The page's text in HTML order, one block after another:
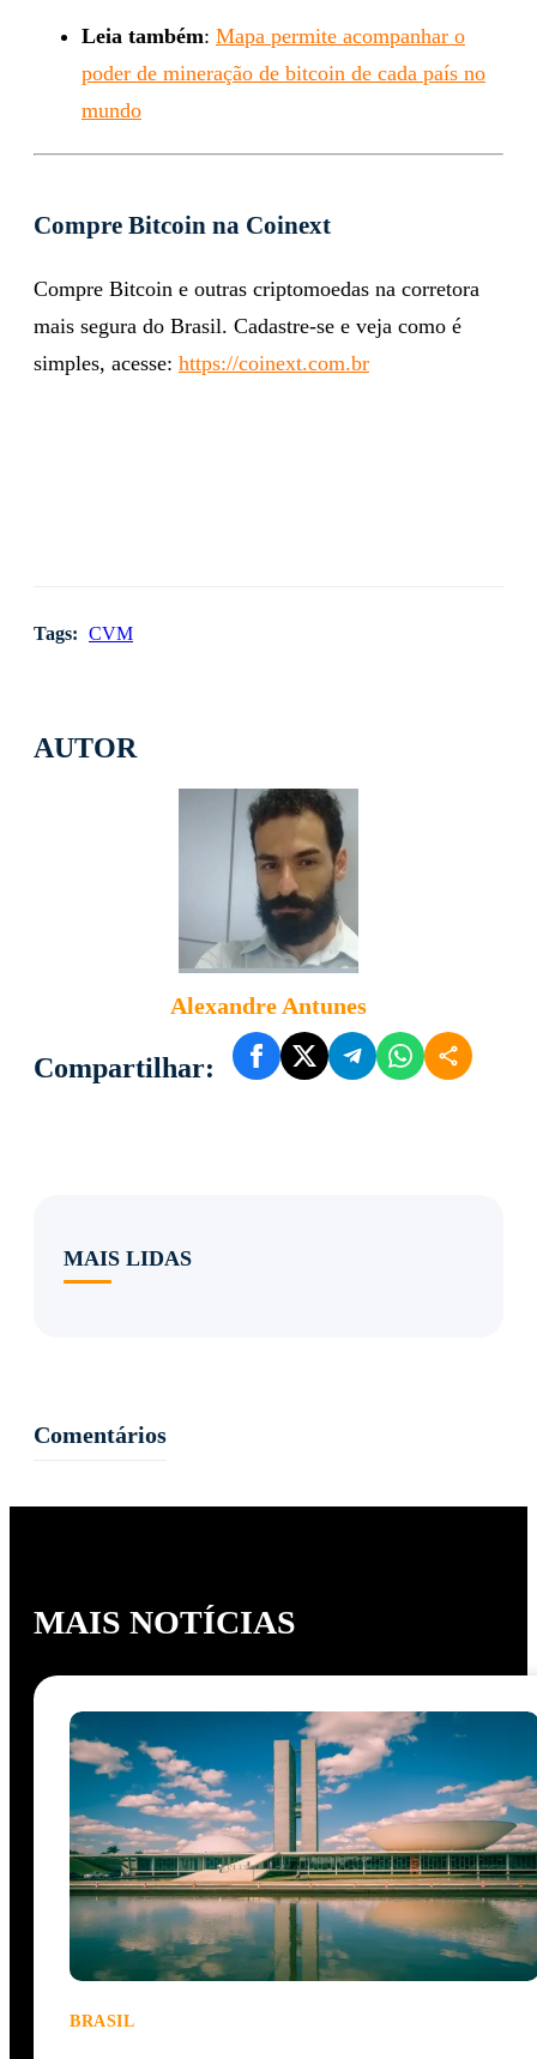
AUTOR
Alexandre Antunes
Compartilhar:
Leia também: Mapa permite acompanhar o
poder de mineração de bitcoin de cada país no
mundo
Compre Bitcoin na Coinext
Compre Bitcoin e outras criptomoedas na corretora
mais segura do Brasil. Cadastre-se e veja como é
simples, acesse: https://coinext.com.br
Tags: CVM
MAIS LIDAS
Comentários
MAIS NOTÍCIAS
BRASIL